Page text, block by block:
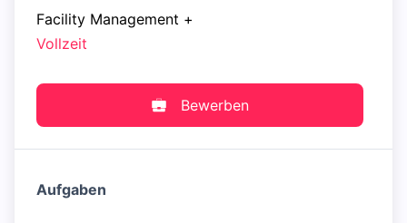
Facility Management +
Vollzeit
Bewerben
Aufgaben